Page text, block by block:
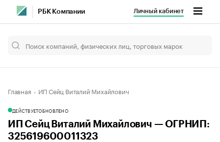
РБК Компании Личный кабинет
Главная ИП Сейц Виталий Михайлович
ДЕЙСТВУЕТОБНОВЛЕНО
ИП Сейц Виталий Михайлович — ОГРНИП:
325619600011323